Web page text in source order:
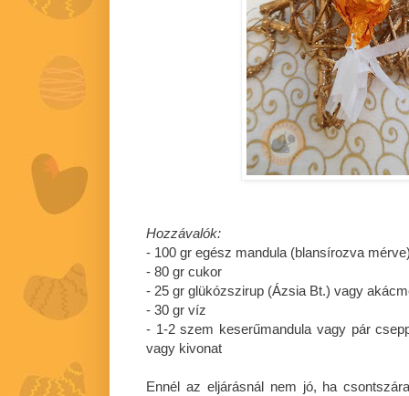
Hozzávalók:
- 100 gr egész mandula (blansírozva
- 80 gr cukor
- 25 gr glükózszirup (Ázsia Bt.) vagy
- 30 gr víz
- 1-2 szem keserűmandula vagy pár
vagy kivonat
Ennél az eljárásnál nem jó, ha